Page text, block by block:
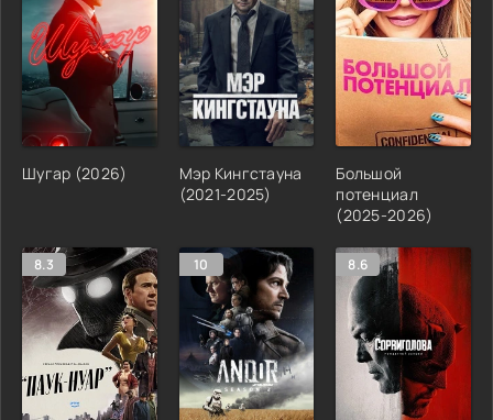
Шугар (2026)
Мэр Кингстауна
(2021-2025)
Большой
потенциал
(2025-2026)
8.3 10 8.6